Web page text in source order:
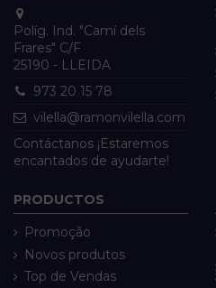
Políg. Ind. "Camí dels
Frares" C/F
25190 - LLEIDA
973 20 15 78
vilella@ramonvilella.com
Contáctanos ¡Estaremos
encantados de ayudarte!
PRODUCTOS
Promoção
Novos produtos
Top de Vendas